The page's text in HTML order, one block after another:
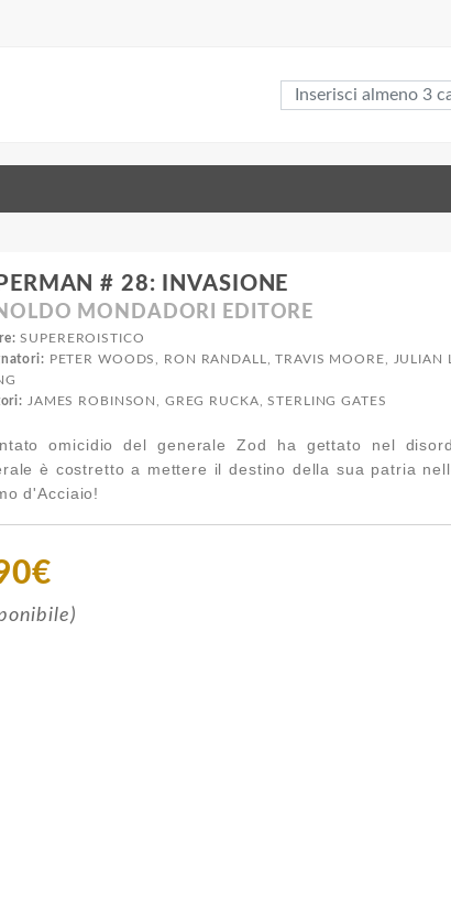
# 28: INVASIONE
MONDADORI EDITORE
SUPEREROISTICO
PETER WOODS, RON RANDALL, TRAVIS MOORE, JULIAN
JAMES ROBINSON, GREG RUCKA, STERLING GATES
omicidio del generale Zod ha gettato nel
è costretto a mettere il destino della sua patria
d'Acciaio!